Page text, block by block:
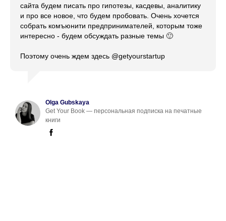
сайта будем писать про гипотезы, касдевы, аналитику
и про все новое, что будем пробовать. Очень хочется
собрать комъюнити предпринимателей, которым тоже
интересно - будем обсуждать разные темы 🙂
Поэтому очень ждем здесь @getyourstartup
Olga Gubskaya
Get Your Book — персональная подписка на печатные
книги